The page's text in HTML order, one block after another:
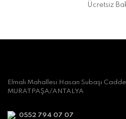
Ücretsiz
Elmalı Mahallesi Hasan Subaşı
MURATPAŞA/ANTALYA
0552 794 07 07